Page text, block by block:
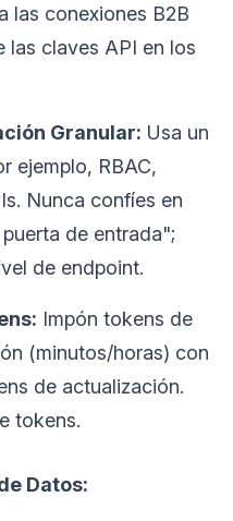
las conexiones B2B
las claves API en los
Granular: Usa un
ejemplo, RBAC,
Nunca confíes en
de entrada";
de endpoint.
Impón tokens de
(minutos/horas) con
de actualización.
tokens.
Datos: